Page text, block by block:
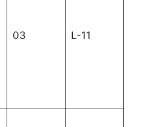
03 L-11